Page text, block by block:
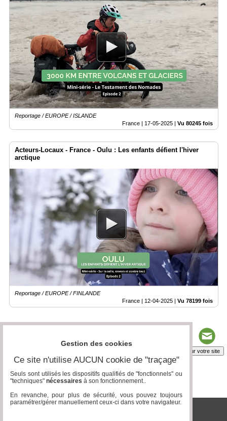
Reportage / EUROPE / ISLANDE
France | 17-05-2025 Vu 80245 fois
Acteurs-Locaux - France - Oulu : Les enfants défient l'hiver
arctique
Reportage / EUROPE / FINLANDE
France | 12-04-2025 | Vu 78199 fois
Insérez sur votre site
Gestion des cookies
Ce site n'utilise AUCUN cookie de "traçage"
Seuls sont utilisés les dispositifs qualifiés de "fonctionnels" ou
"techniques" nécessaires à son fonctionnement..
En revanche, pour plus de sécurité, vous pouvez toujours
paramétrer/gérer manuellement ceux-ci dans votre navigateur.